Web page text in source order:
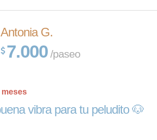
Antonia G.
7.000 /paseo
vibra para tu peludito 🐶